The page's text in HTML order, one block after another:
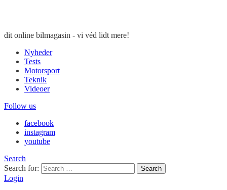
dit online bilmagasin - vi véd lidt mere!
Nyheder
Tests
Motorsport
Teknik
Videoer
Follow us
facebook
instagram
youtube
Search
Search for:
Search
Login